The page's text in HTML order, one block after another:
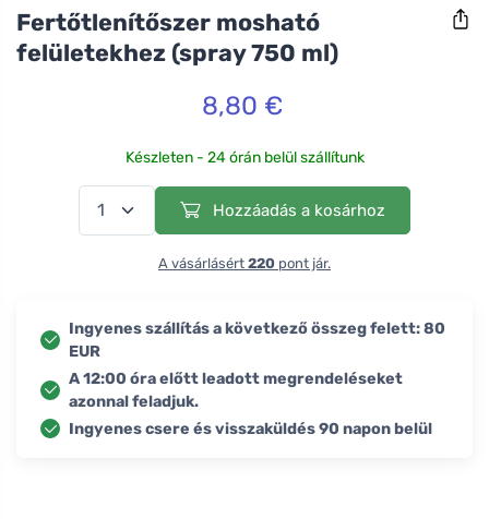
Fertőtlenítőszer mosható
felületekhez (spray 750 ml)
8,80 €
Készleten - 24 órán belül szállítunk
Hozzáadás a kosárhoz
A vásárlásért 220 pont jár.
Ingyenes szállítás a következő összeg felett: 80
EUR
A 12:00 óra előtt leadott megrendeléseket
azonnal feladjuk.
Ingyenes csere és visszaküldés 90 napon belül